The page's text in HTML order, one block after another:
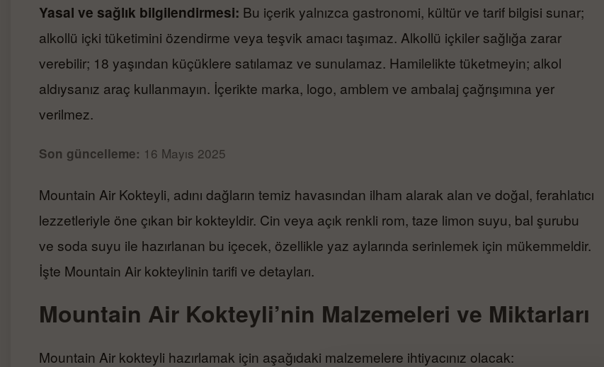
Yasal ve sağlık bilgilendirmesi: Bu içerik yalnızca gastronomi, kültür ve tarif bilgisi sunar;
alkollü içki tüketimini özendirme veya teşvik amacı taşımaz. Alkollü içkiler sağlığa zarar
verebilir; 18 yaşından küçüklere satılamaz ve sunulamaz. Hamilelikte tüketmeyin; alkol
aldıysanız araç kullanmayın. İçerikte marka, logo, amblem ve ambalaj çağrışımına yer
verilmez.
Son güncelleme: 16 Mayıs 2025
Mountain Air Kokteyli, adını dağların temiz havasından ilham alarak alan ve doğal, ferahlatıcı
lezzetleriyle öne çıkan bir kokteyldir. Cin veya açık renkli rom, taze limon suyu, bal şurubu
ve soda suyu ile hazırlanan bu içecek, özellikle yaz aylarında serinlemek için mükemmeldir.
İşte Mountain Air kokteylinin tarifi ve detayları.
Mountain Air Kokteyli’nin Malzemeleri ve Miktarları
Mountain Air kokteyli hazırlamak için aşağıdaki malzemelere ihtiyacınız olacak: